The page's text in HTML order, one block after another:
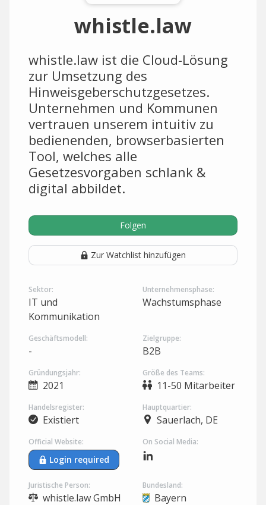
whistle.law
whistle.law ist die Cloud-Lösung
zur Umsetzung des
Hinweisgeberschutzgesetzes.
Unternehmen und Kommunen
vertrauen unserem intuitiv zu
bedienenden, browserbasierten
Tool, welches alle
Gesetzesvorgaben schlank &
digital abbildet.
Folgen
Zur Watchlist hinzufügen
Sektor:
IT und
Kommunikation
Unternehmensphase:
Wachstumsphase
Geschäftsmodell:
-
Zielgruppe:
B2B
Gründungsjahr:
2021
Größe des Teams:
11-50 Mitarbeiter
Handelsregister:
Existiert
Hauptquartier:
Sauerlach, DE
Official Website:
Login required
On Social Media:
Juristische Person:
whistle.law GmbH
Bundesland:
Bayern